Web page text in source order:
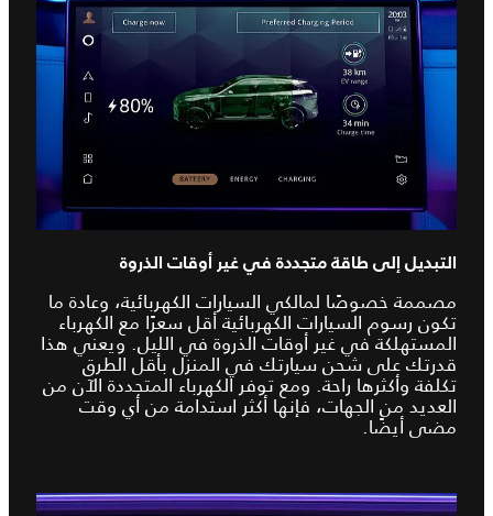
التبديل إلى طاقة متجددة في غير أوقات الذروة
مصممة خصوصًا لمالكي السيارات الكهربائية، وعادة ما
تكون رسوم السيارات الكهربائية أقل سعرًا مع الكهرباء
المستهلكة في غير أوقات الذروة في الليل. ويعني هذا
قدرتك على شحن سيارتك في المنزل بأقل الطرق
تكلفة وأكثرها راحة. ومع توفر الكهرباء المتجددة الآن من
العديد من الجهات، فإنها أكثر استدامة من أي وقت
مضى أيضًا.